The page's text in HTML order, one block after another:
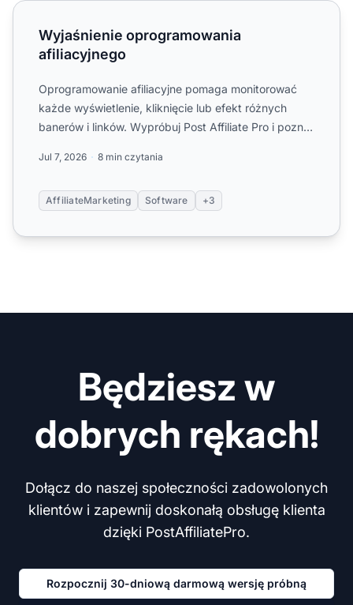
Wyjaśnienie oprogramowania afiliacyjnego
Wyjaśnienie oprogramowania
afiliacyjnego
Oprogramowanie afiliacyjne pomaga monitorować
każde wyświetlenie, kliknięcie lub efekt różnych
banerów i linków. Wypróbuj Post Affiliate Pro i poznaj
Jul 7, 2026 8 min czytania
AffiliateMarketing Software +3
Będziesz w
dobrych rękach!
Dołącz do naszej społeczności zadowolonych
klientów i zapewnij doskonałą obsługę klienta
dzięki PostAffiliatePro.
Rozpocznij 30-dniową darmową wersję próbną